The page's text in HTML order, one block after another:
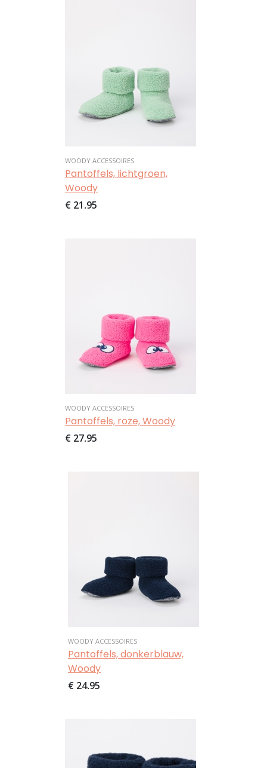
WOODY ACCESSOIRES
Pantoffels, lichtgroen,
Woody
€ 21,95
WOODY ACCESSOIRES
Pantoffels, roze, Woody
€ 27,95
WOODY ACCESSOIRES
Pantoffels, donkerblauw,
Woody
€ 24,95